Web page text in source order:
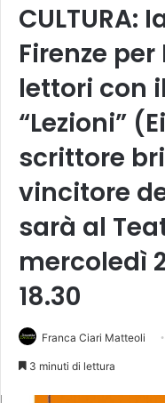
CULTURA:
Firenze
lettori con
“Lezioni”
scrittore
vincitore
sarà al
mercoledì
18.30
Franca Ciari Matteoli
3 minuti di lettura